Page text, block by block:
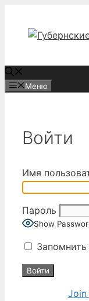
содержимому
Меню
Войти
Имя
Пароль
Show
Join